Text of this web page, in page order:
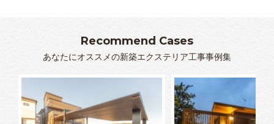
Recommend Cases
あなたにオススメの新築エクステリア工事事例集